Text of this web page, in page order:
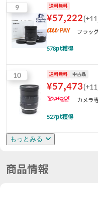
9 送料無料
¥57,222(
フラッ
578pt獲得
10 送料無料 中古品
¥57,473(
カメラ
527pt獲得
もっとみる
商品情報